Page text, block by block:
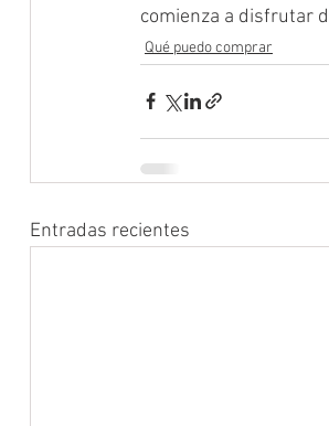
comienza a disfrutar
Qué puedo comprar
Entradas recientes